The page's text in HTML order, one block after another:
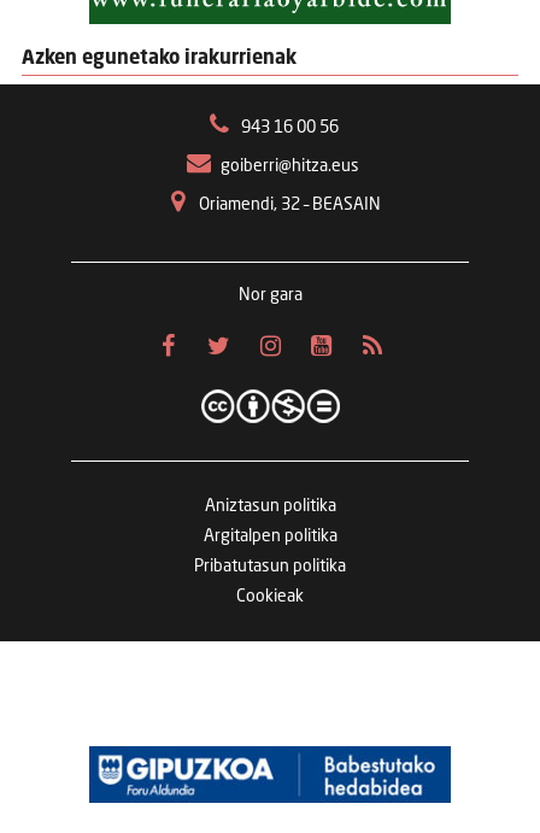
Azken egunetako irakurrienak
943 16 00 56
goiberri@hitza.eus
Oriamendi, 32 – BEASAIN
Nor gara
Aniztasun politika
Argitalpen politika
Pribatutasun politika
Cookieak